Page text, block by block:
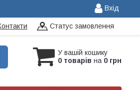
Вхід
Статус замовлення
У вашій кошику
0 товарів на 0 грн